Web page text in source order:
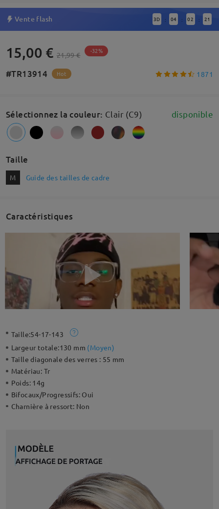
Vente flash 3D : 04 : 02 : 20
15,00 € 21,99 € -32%
#TR13914 Hot 1871
Sélectionnez la couleur: Clair (C9) disponible
Taille
M Guide des tailles de cadre
Caractéristiques
Taille:54-17-143
Largeur totale:130 mm (Moyen)
Taille diagonale des verres : 55 mm
Matériau: Tr
Poids: 14g
Bifocaux/Progressifs: Oui
Charnière à ressort: Non